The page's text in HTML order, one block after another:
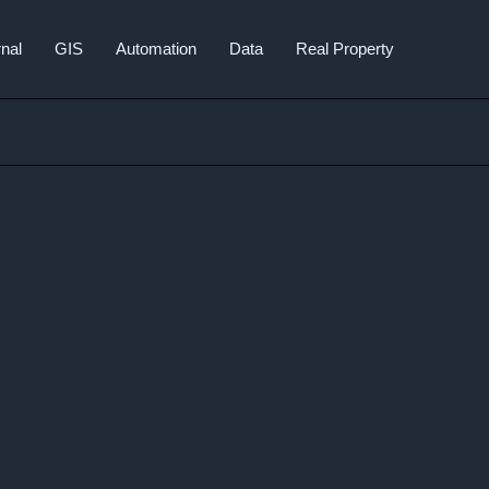
GIS Automation Data Real Property